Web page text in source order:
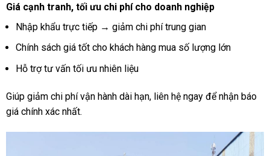
Giá cạnh tranh, tối ưu chi phí cho doanh nghiệp
Nhập khẩu trực tiếp → giảm chi phí trung gian
Chính sách giá tốt cho khách hàng mua số lượng lớn
Hỗ trợ tư vấn tối ưu nhiên liệu
Giúp giảm chi phí vận hành dài hạn, liên hệ ngay để nhận báo
giá chính xác nhất.